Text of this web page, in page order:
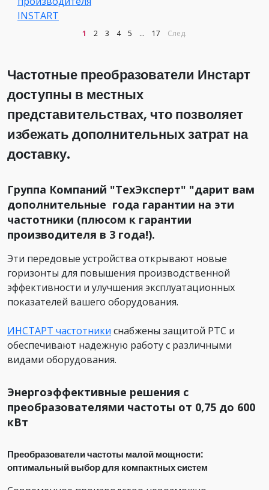
1 2 3 4 5 ... 17 След.
Частотные преобразователи Инстарт
доступны в местных
представительствах, что позволяет
избежать дополнительных затрат на
доставку.
Группа Компаний "ТехЭксперт" "дарит вам
дополнительные года гарантии на эти
частотники (плюсом к гарантии
производителя в 3 года!).
Эти передовые устройства открывают новые
горизонты для повышения производственной
эффективности и улучшения эксплуатационных
показателей вашего оборудования.
ИНСТАРТ частотники снабжены защитой PTC и
обеспечивают надежную работу с различными
видами оборудования.
Энергоэффективные решения с
преобразователями частоты от 0,75 до 600
кВт
Преобразователи частоты малой мощности:
оптимальный выбор для компактных систем